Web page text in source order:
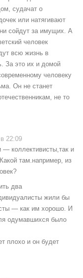
судачат о
или натягивают
сойдут за имущих. А
человек
всю жизнь в
За это их и домой
человеку
Он не станет
не то
22:09
коллективисты,так и
там.например, из
два
жили бы
— как им хорошо. И
одумавшихся было
плохо и он будет